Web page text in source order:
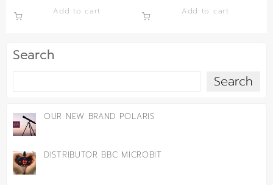
Search
Search
OUR NEW BRAND POLARIS
DISTRIBUTOR BBC MICROBIT
Add to cart Add to cart